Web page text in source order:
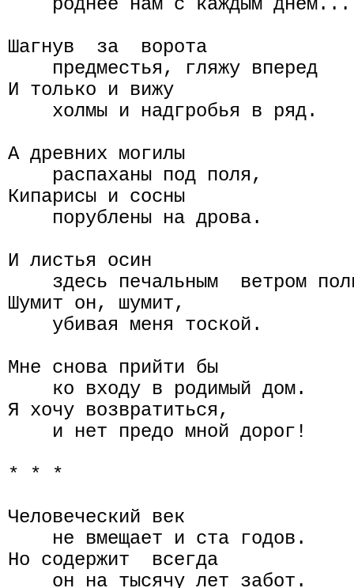
Шагнув  за  ворота
    предместья, гляжу вперед
И только и вижу
    холмы и надгробья в ряд.
А древних могилы
    распаханы под поля,
Кипарисы и сосны
    порублены на дрова.
И листья осин
здесь печальным  ветром
Шумит он, шумит,
    убивая меня тоской.
Мне снова прийти бы
    ко входу в родимый дом.
Я хочу возвратиться,
    и нет предо мной дорог!
* * *
Человеческий век
    не вмещает и ста годов.
Но содержит  всегда
    он на тысячу лет забот.